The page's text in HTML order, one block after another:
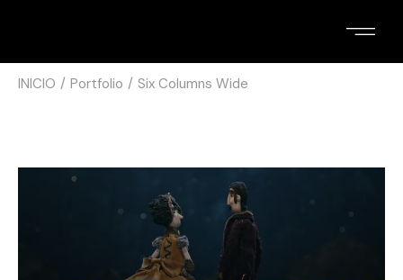
INICIO Portfolio Six Columns Wide